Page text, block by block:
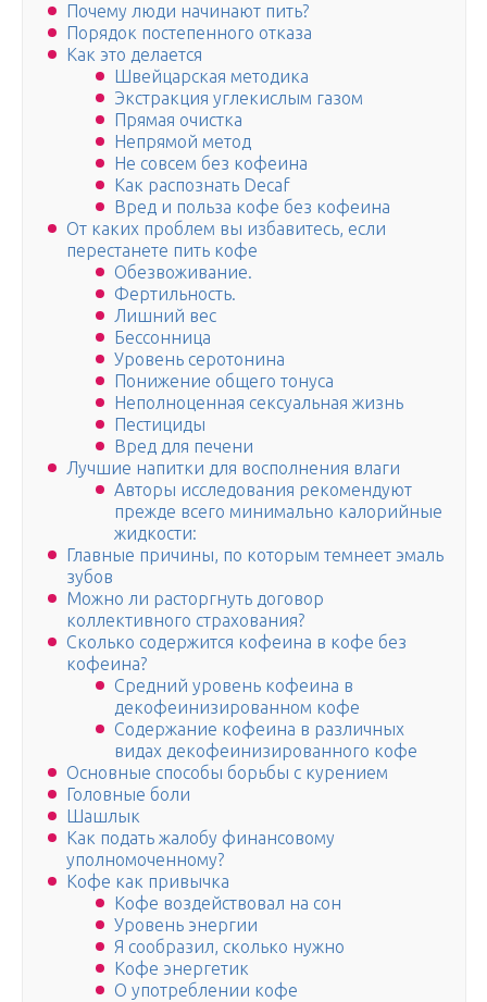
Почему люди начинают пить?
Порядок постепенного отказа
Как это делается
Швейцарская методика
Экстракция углекислым газом
Прямая очистка
Непрямой метод
Не совсем без кофеина
Как распознать Decaf
Вред и польза кофе без кофеина
От каких проблем вы избавитесь, если
перестанете пить кофе
Обезвоживание.
Фертильность.
Лишний вес
Бессонница
Уровень серотонина
Понижение общего тонуса
Неполноценная сексуальная жизнь
Пестициды
Вред для печени
Лучшие напитки для восполнения влаги
Авторы исследования рекомендуют
прежде всего минимально калорийные
жидкости:
Главные причины, по которым темнеет эмаль
зубов
Можно ли расторгнуть договор
коллективного страхования?
Сколько содержится кофеина в кофе без
кофеина?
Средний уровень кофеина в
декофеинизированном кофе
Содержание кофеина в различных
видах декофеинизированного кофе
Основные способы борьбы с курением
Головные боли
Шашлык
Как подать жалобу финансовому
уполномоченному?
Кофе как привычка
Кофе воздействовал на сон
Уровень энергии
Я сообразил, сколько нужно
Кофе энергетик
О употреблении кофе